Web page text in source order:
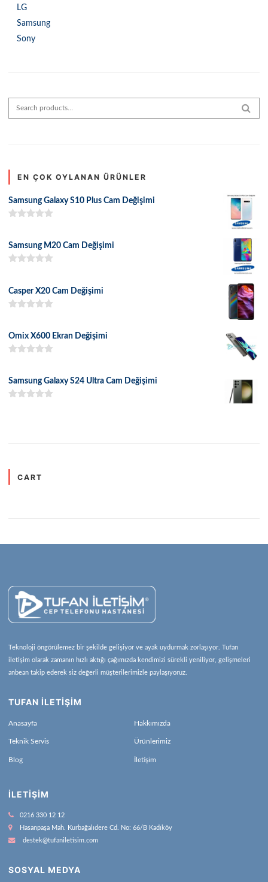
LG
Samsung
Sony
Search for:
EN ÇOK OYLANAN ÜRÜNLER
Samsung Galaxy S10 Plus Cam Değişimi
Samsung M20 Cam Değişimi
Casper X20 Cam Değişimi
Omix X600 Ekran Değişimi
Samsung Galaxy S24 Ultra Cam Değişimi
CART
Teknoloji öngörülemez bir şekilde gelişiyor ve ayak uydurmak zorlaşıyor. Tufan
iletişim olarak zamanın hızlı aktığı çağımızda kendimizi sürekli yeniliyor, gelişmeleri
anbean takip ederek siz değerli müşterilerimizle paylaşıyoruz.
TUFAN İLETİŞİM
Anasayfa Hakkımızda
Teknik Servis Ürünlerimiz
Blog İletişim
İLETIŞIM
0216 330 12 12
Hasanpaşa Mah. Kurbağalıdere Cd. No: 66/B Kadıköy
destek@tufaniletisim.com
SOSYAL MEDYA